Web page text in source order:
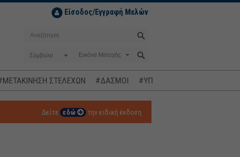
Είσοδος/Εγγραφή Μελών
Σύμβολο
ΣΤΕΛΕΧΩΝ #ΔΑΣΜΟΙ #ΥΠΟΚΛΟΠΕΣ
Δείτε εδώ την ειδική έκδοση